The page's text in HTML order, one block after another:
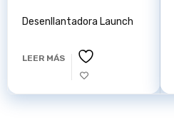
Desenllantadora Launch
LEER MÁS